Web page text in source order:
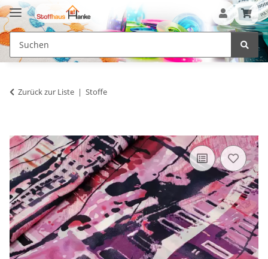
Zurück zur Liste Stoffe